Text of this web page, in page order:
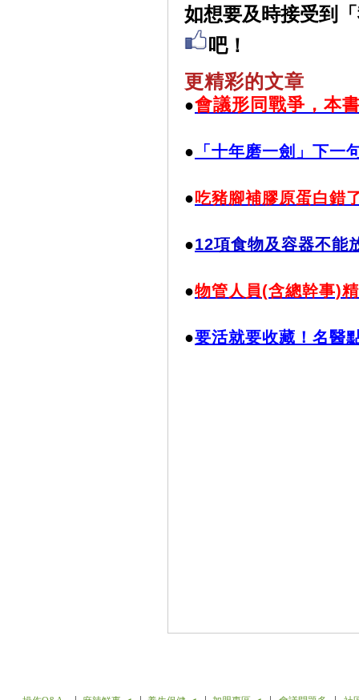
如想要及時接受到
吧！
更精彩的文章
●會議形同戰爭，本
● 「十年磨一劍」下一
● 吃豬腳補膠原蛋白錯
●12項食物及容器不能
●物管人員(含總幹事)
●要活就要收藏！名醫